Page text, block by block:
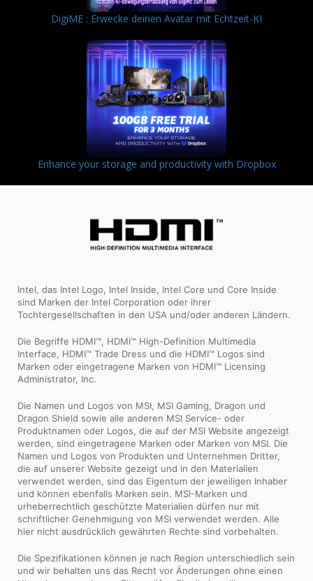
DigiME : Erwecke deinen Avatar mit Echtzeit-KI
Enhance your storage and productivity with Dropbox
Intel, das Intel Logo, Intel Inside, Intel Core und Core Inside
sind Marken der Intel Corporation oder ihrer
Tochtergesellschaften in den USA und/oder anderen Ländern.
Die Begriffe HDMI™, HDMI™ High-Definition Multimedia
Interface, HDMI™ Trade Dress und die HDMI™ Logos sind
Marken oder eingetragene Marken von HDMI™ Licensing
Administrator, Inc.
Die Namen und Logos von MSI, MSI Gaming, Dragon und
Dragon Shield sowie alle anderen MSI Service- oder
Produktnamen oder Logos, die auf der MSI Website angezeigt
werden, sind eingetragene Marken oder Marken von MSI. Die
Namen und Logos von Produkten und Unternehmen Dritter,
die auf unserer Website gezeigt und in den Materialien
verwendet werden, sind das Eigentum der jeweiligen Inhaber
und können ebenfalls Marken sein. MSI-Marken und
urheberrechtlich geschützte Materialien dürfen nur mit
schriftlicher Genehmigung von MSI verwendet werden. Alle
hier nicht ausdrücklich gewährten Rechte sind vorbehalten.
Die Spezifikationen können je nach Region unterschiedlich sein
und wir behalten uns das Recht vor Änderungen ohne einen